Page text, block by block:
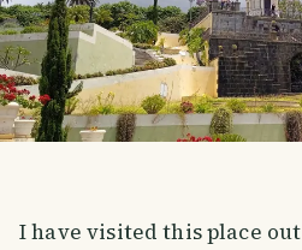
I have visited this place